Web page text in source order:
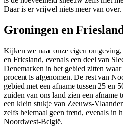
Daar is er vrijwel niets meer van over.
Groningen en Friesland
Kijken we naar onze eigen
en Friesland, evenals een deel van
Denemarken in het gebied zitten
procent is afgenomen. De rest van
gebied met een afname tussen 25 en
zuiden van ons land zien een afname
een klein stukje van Zeeuws-
zelfs helemaal geen trend, evenals in
Noordwest-België.